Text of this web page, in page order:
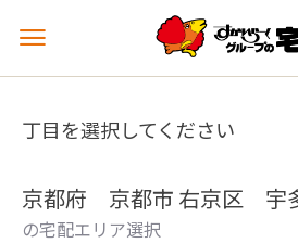
メ
ュ
を
丁目を選択してください
京都府 京都市 右京区 宇
の宅配エリア選択